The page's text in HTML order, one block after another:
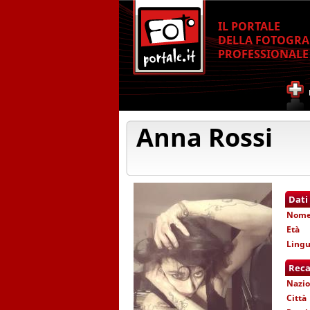
IL PORTALE
DELLA
PROFESSIONALE
Anna Rossi
Dati
Età
Città